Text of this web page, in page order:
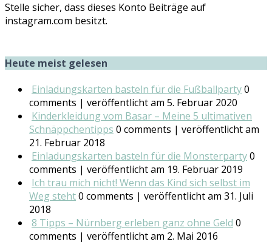
Stelle sicher, dass dieses Konto Beiträge auf
instagram.com besitzt.
Heute meist gelesen
Einladungskarten basteln für die Fußballparty0
comments | veröffentlicht am 5. Februar 2020
Kinderkleidung vom Basar – Meine 5 ultimativen
Schnäppchentipps 0 comments | veröffentlicht am
21. Februar 2018
Einladungskarten basteln für die Monsterparty0
comments | veröffentlicht am 19. Februar 2019
Ich trau mich nicht! Wenn das Kind sich selbst im
Weg steht0 comments | veröffentlicht am 31. Juli
2018
8 Tipps – Nürnberg erleben ganz ohne Geld 0
comments | veröffentlicht am 2. Mai 2016